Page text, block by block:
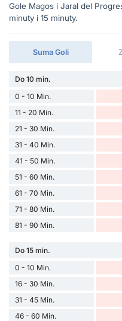
Gole Magos i Jaral del
minuty i 15 minuty.
Suma Goli
Do 10 min.
0 - 10 Min.
11 - 20 Min.
21 - 30 Min.
31 - 40 Min.
41 - 50 Min.
51 - 60 Min.
61 - 70 Min.
71 - 80 Min.
81 - 90 Min.
Do 15 min.
0 - 10 Min.
16 - 30 Min.
31 - 45 Min.
46 - 60 Min.